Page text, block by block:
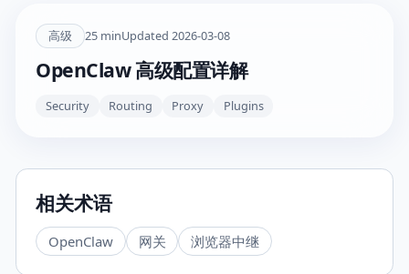
高级 25minUpdated 2026-03-08
OpenClaw 高级配置详解
Security Routing Proxy Plugins
相关术语
OpenClaw 网关 浏览器中继